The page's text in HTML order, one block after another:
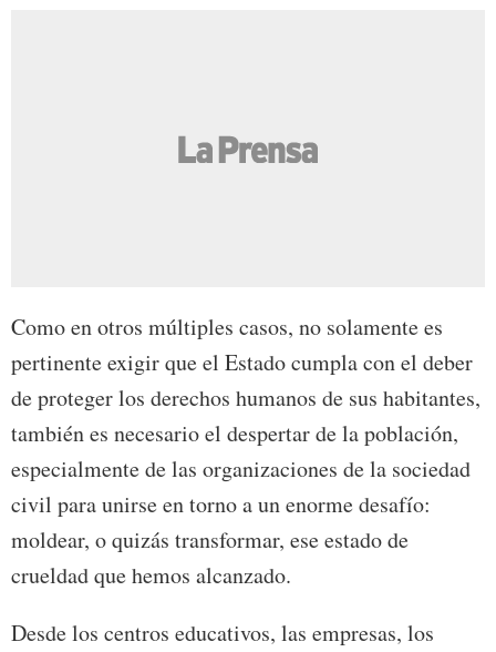
Como en otros múltiples casos, no solamente es
pertinente exigir que el Estado cumpla con el deber
de proteger los derechos humanos de sus habitantes,
también es necesario el despertar de la población,
especialmente de las organizaciones de la sociedad
civil para unirse en torno a un enorme desafío:
moldear, o quizás transformar, ese estado de
crueldad que hemos alcanzado.
Desde los centros educativos, las empresas, los